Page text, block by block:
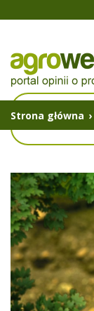
Strona główna ›